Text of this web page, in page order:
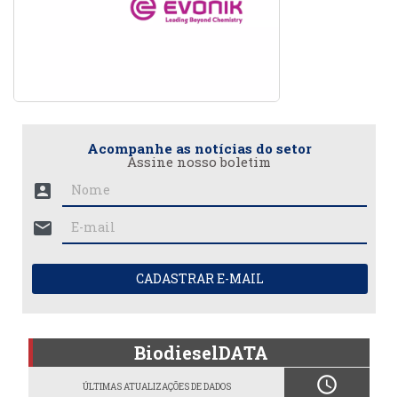
Acompanhe as notícias do setor
Assine nosso boletim
account_box
mail
CADASTRAR E-MAIL
BiodieselDATA
ÚLTIMAS ATUALIZAÇÕES DE DADOS schedule